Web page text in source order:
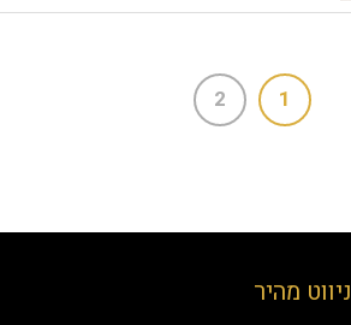
1
2
ניווט מהיר